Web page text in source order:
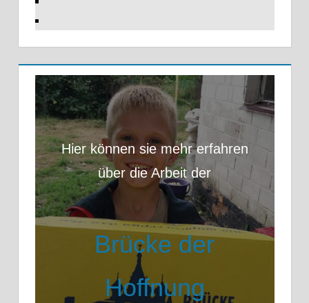
Hier können sie mehr erfahren
über die Arbeit der
Brücke der
Hoffnung